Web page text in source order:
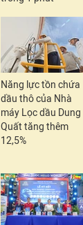
Năng lực tồn chứa
dầu thô của Nhà
máy Lọc dầu Dung
Quất tăng thêm
12,5%